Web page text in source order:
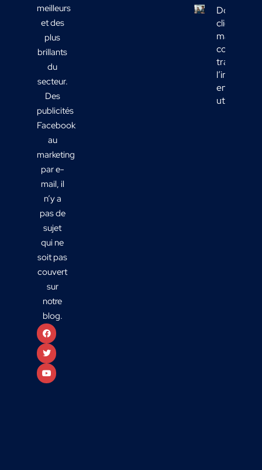
meilleurs
et des
plus
brillants
du
secteur.
Des
publicités
Facebook
au
marketing
par e-
mail, il
n’y a
pas de
sujet
qui ne
soit pas
couvert
sur
notre
blog.
Données
clients
marketing :
comment
en actions
utiles ?